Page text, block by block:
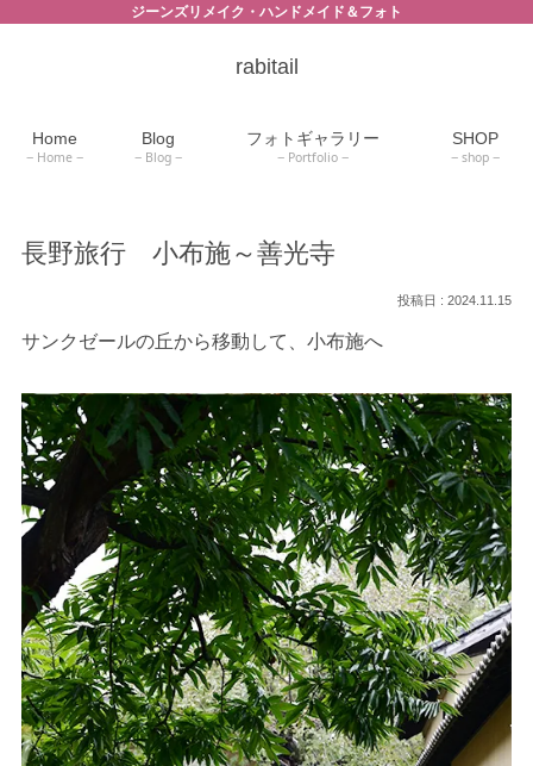
ジーンズリメイク・ハンドメイド＆フォト
rabitail
Home
Home
Blog
Blog
フォトギャラリー
Portfolio
SHOP
shop
長野旅行 小布施～善光寺
2024.11.15
サンクゼールの丘から移動して、小布施へ